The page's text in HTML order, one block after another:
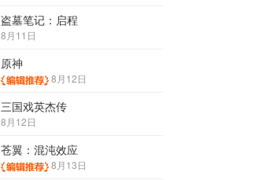
盗墓笔记：启程
8月11日
原神
8月12日
三国戏英杰传
8月12日
苍翼：混沌效应
8月13日